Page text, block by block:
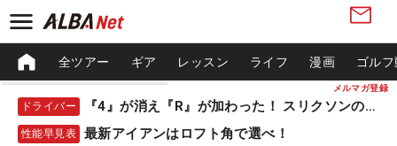
メルマガ登録
全ツアー ギア レッスン ライフ 漫画 ゴル
ドライバー 『4』が消え『R』が加わった！ スリクソンの新作
性能早見表 最新アイアンはロフト角で選べ！